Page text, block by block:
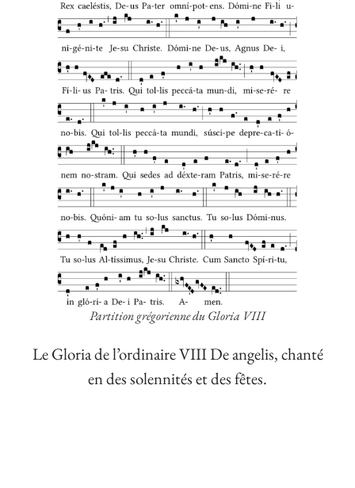
Partition grégorienne du Gloria VIII
Le Gloria de l’ordinaire VIII De angelis, chanté
en des solennités et des fêtes.